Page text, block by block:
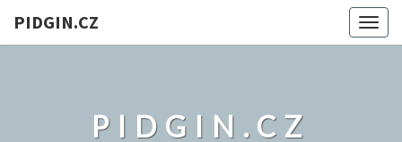
PIDGIN.CZ
PIDGIN.CZ